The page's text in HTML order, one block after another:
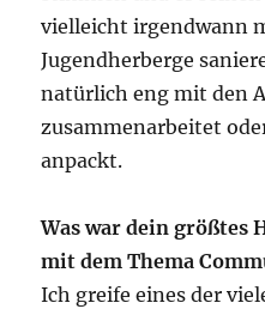
vielleicht irgendwann
Jugendherberge
natürlich eng mit den
zusammenarbeitet
anpackt.
Was war dein
mit dem Thema
Ich greife eines der